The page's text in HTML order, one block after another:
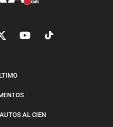
AL CIEN